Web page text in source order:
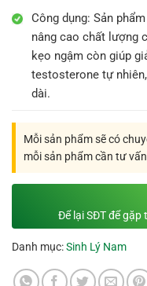
Công dụng: Sản
nâng cao chất lượng
kẹo ngậm còn giúp
testosterone tự
dài.
Mỗi sản phẩm sẽ có
mỗi sản phẩm cần tư
Để lại SĐT để gặp
Danh mục:Sinh Lý Nam